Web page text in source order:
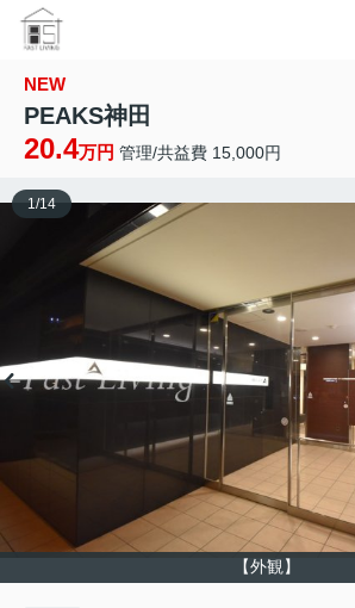
NEW
PEAKS神田
20.4万円 管理/共益費 15,000円
【外観】
1/14